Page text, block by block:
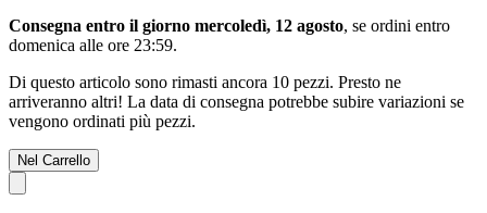
Consegna entro il giorno mercoledì, 12 agosto, se ordini entro
domenica alle ore 23:59.
Di questo articolo sono rimasti ancora 10 pezzi. Presto ne
arriveranno altri! La data di consegna potrebbe subire variazioni se
vengono ordinati più pezzi.
Nel Carrello